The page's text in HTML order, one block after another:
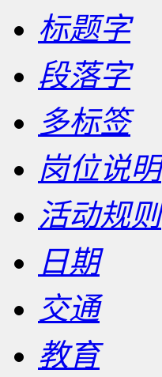
标题字
段落字
多标签
岗位说明
活动规则
日期
交通
教育